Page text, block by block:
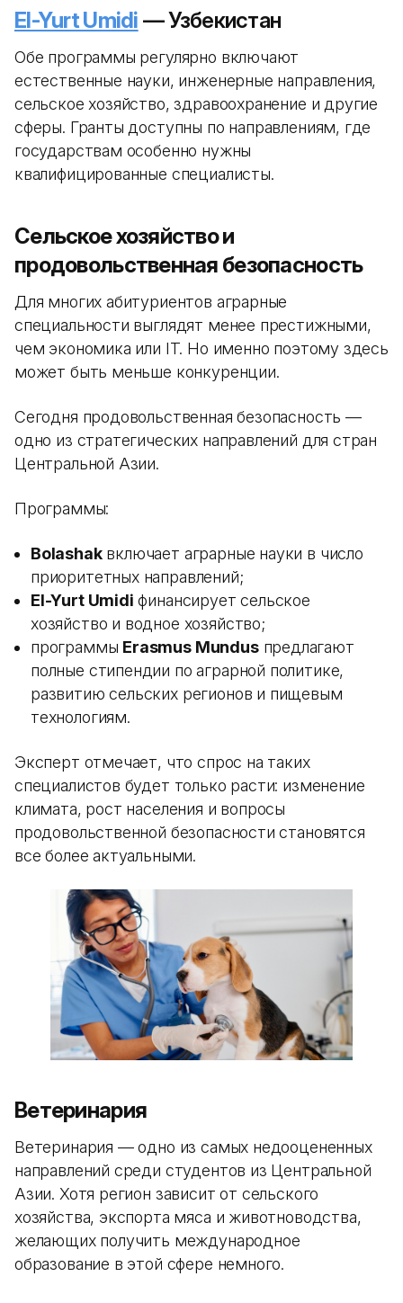
El-Yurt Umidi — Узбекистан
Обе программы регулярно включают
естественные науки, инженерные направления,
сельское хозяйство, здравоохранение и другие
сферы. Гранты доступны по направлениям, где
государствам особенно нужны
квалифицированные специалисты.
Сельское хозяйство и
продовольственная безопасность
Для многих абитуриентов аграрные
специальности выглядят менее престижными,
чем экономика или IT. Но именно поэтому здесь
может быть меньше конкуренции.
Сегодня продовольственная безопасность —
одно из стратегических направлений для стран
Центральной Азии.
Программы:
Bolashakвключает аграрные науки в число
приоритетных направлений;
El-Yurt Umidi финансирует сельское
хозяйство и водное хозяйство;
программы Erasmus Mundusпредлагают
полные стипендии по аграрной политике,
развитию сельских регионов и пищевым
технологиям.
Эксперт отмечает, что спрос на таких
специалистов будет только расти: изменение
климата, рост населения и вопросы
продовольственной безопасности становятся
все более актуальными.
Ветеринария
Ветеринария — одно из самых недооцененных
направлений среди студентов из Центральной
Азии. Хотя регион зависит от сельского
хозяйства, экспорта мяса и животноводства,
желающих получить международное
образование в этой сфере немного.